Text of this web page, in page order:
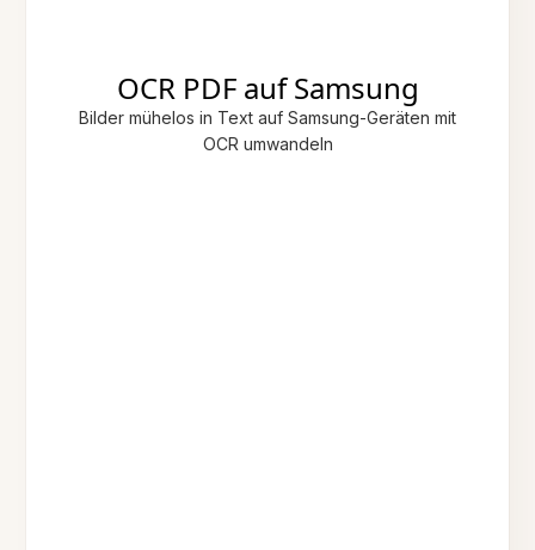
OCR PDF auf Samsung
Bilder mühelos in Text auf Samsung-Geräten mit
OCR umwandeln